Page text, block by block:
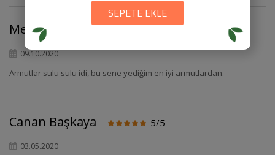
Melek
09.10.2020
Armutlar sulu sulu idi, bu sene yediğim en iyi armutlardan.
Canan Başkaya 5/5
03.05.2020
SEPETE EKLE